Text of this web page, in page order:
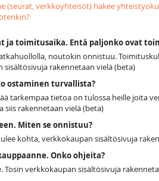
(seurat, verkkoyhteisöt) hakee
ja toimitusaika. Entä paljonko ovat
noutokin onnistuu.
sisältösivuja rakennetaan vielä (beta)
ostaminen turvallista?
tarkempaa tietoa on tulossa heille joita
siis rakennetaan vielä (beta)
Miten se onnistuu?
kohta, verkkokaupan sisältösivuja
Onko ohjeita?
Tosin verkkokaupan sisältösivuja